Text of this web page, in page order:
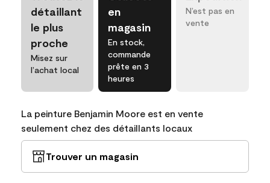
détaillant
le plus
proche
Misez sur
l’achat local
en
magasin
En stock,
commande
prête en 3
heures
N’est pas en
vente
La peinture Benjamin Moore est en vente
seulement chez des détaillants locaux
Trouver un magasin